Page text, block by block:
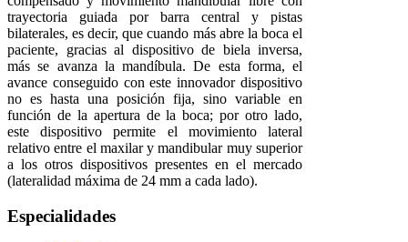
trayectoria guiada por barra central y pistas
bilaterales, es decir, que cuando más abre la boca el
paciente, gracias al dispositivo de biela inversa,
más se avanza la mandíbula. De esta forma, el
avance conseguido con este innovador dispositivo
no es hasta una posición fija, sino variable en
función de la apertura de la boca; por otro lado,
este dispositivo permite el movimiento lateral
relativo entre el maxilar y mandibular muy superior
a los otros dispositivos presentes en el mercado
(lateralidad máxima de 24 mm a cada lado).
Especialidades